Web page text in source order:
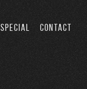
SPECIAL CONTACT